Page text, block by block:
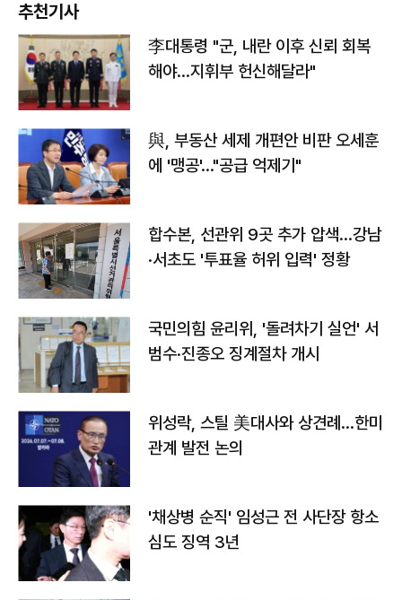
추천기사
李대통령 "군, 내란 이후 신뢰 회복
해야…지휘부 헌신해달라"
與, 부동산 세제 개편안 비판 오세훈
에 '맹공'…"공급 억제기"
합수본, 선관위 9곳 추가 압색…강남
·서초도 '투표율 허위 입력' 정황
국민의힘 윤리위, '돌려차기 실언' 서
범수·진종오 징계절차 개시
위성락, 스틸 美대사와 상견례…한미
관계 발전 논의
'채상병 순직' 임성근 전 사단장 항소
심도 징역 3년